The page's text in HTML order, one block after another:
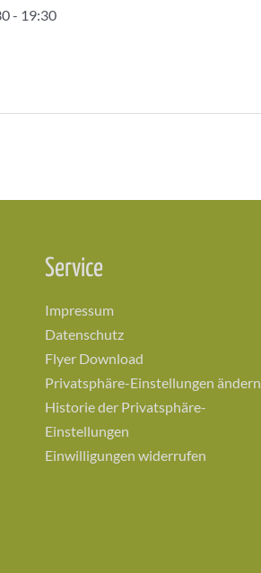
- 19:30
Service
Impressum
Datenschutz
Flyer Download
Privatsphäre-Einstellungen ändern
Historie der Privatsphäre-
Einstellungen
Einwilligungen widerrufen